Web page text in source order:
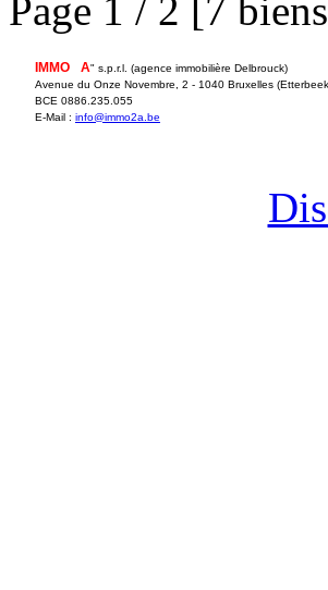
Page 1 / 2 [7 biens]
IMMO A" s.p.r.l. (agence immobilière Delbrouck)
Avenue du Onze Novembre, 2 - 1040 Bruxelles
BCE 0886.235.055
E-Mail : info@immo2a.be